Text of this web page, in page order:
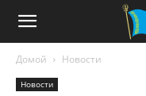
Домой Новости
Новости